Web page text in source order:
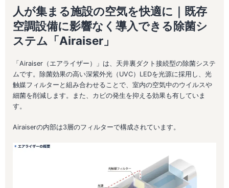
人が集まる施設の空気を快適に｜既存
空調設備に影響なく導入できる除菌シ
ステム「Airaiser」
「Airaiser（エアライザー）」は、天井裏ダクト接続型の除菌システ
ムです。除菌効果の高い深紫外光（UVC）LEDを光源に採用し、光
触媒フィルターと組み合わせることで、室内の空気中のウイルスや
細菌を削減します。また、カビの発生を抑える効果も有していま
す。
Airaiserの内部は3層のフィルターで構成されています。